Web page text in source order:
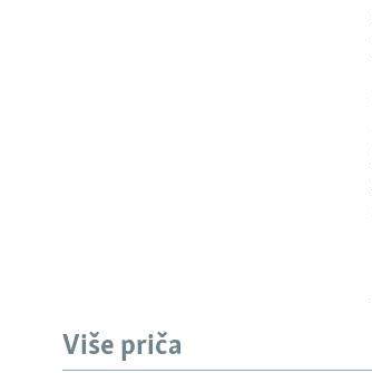
TRI DECENIJE OD RATA U BIH
Više priča